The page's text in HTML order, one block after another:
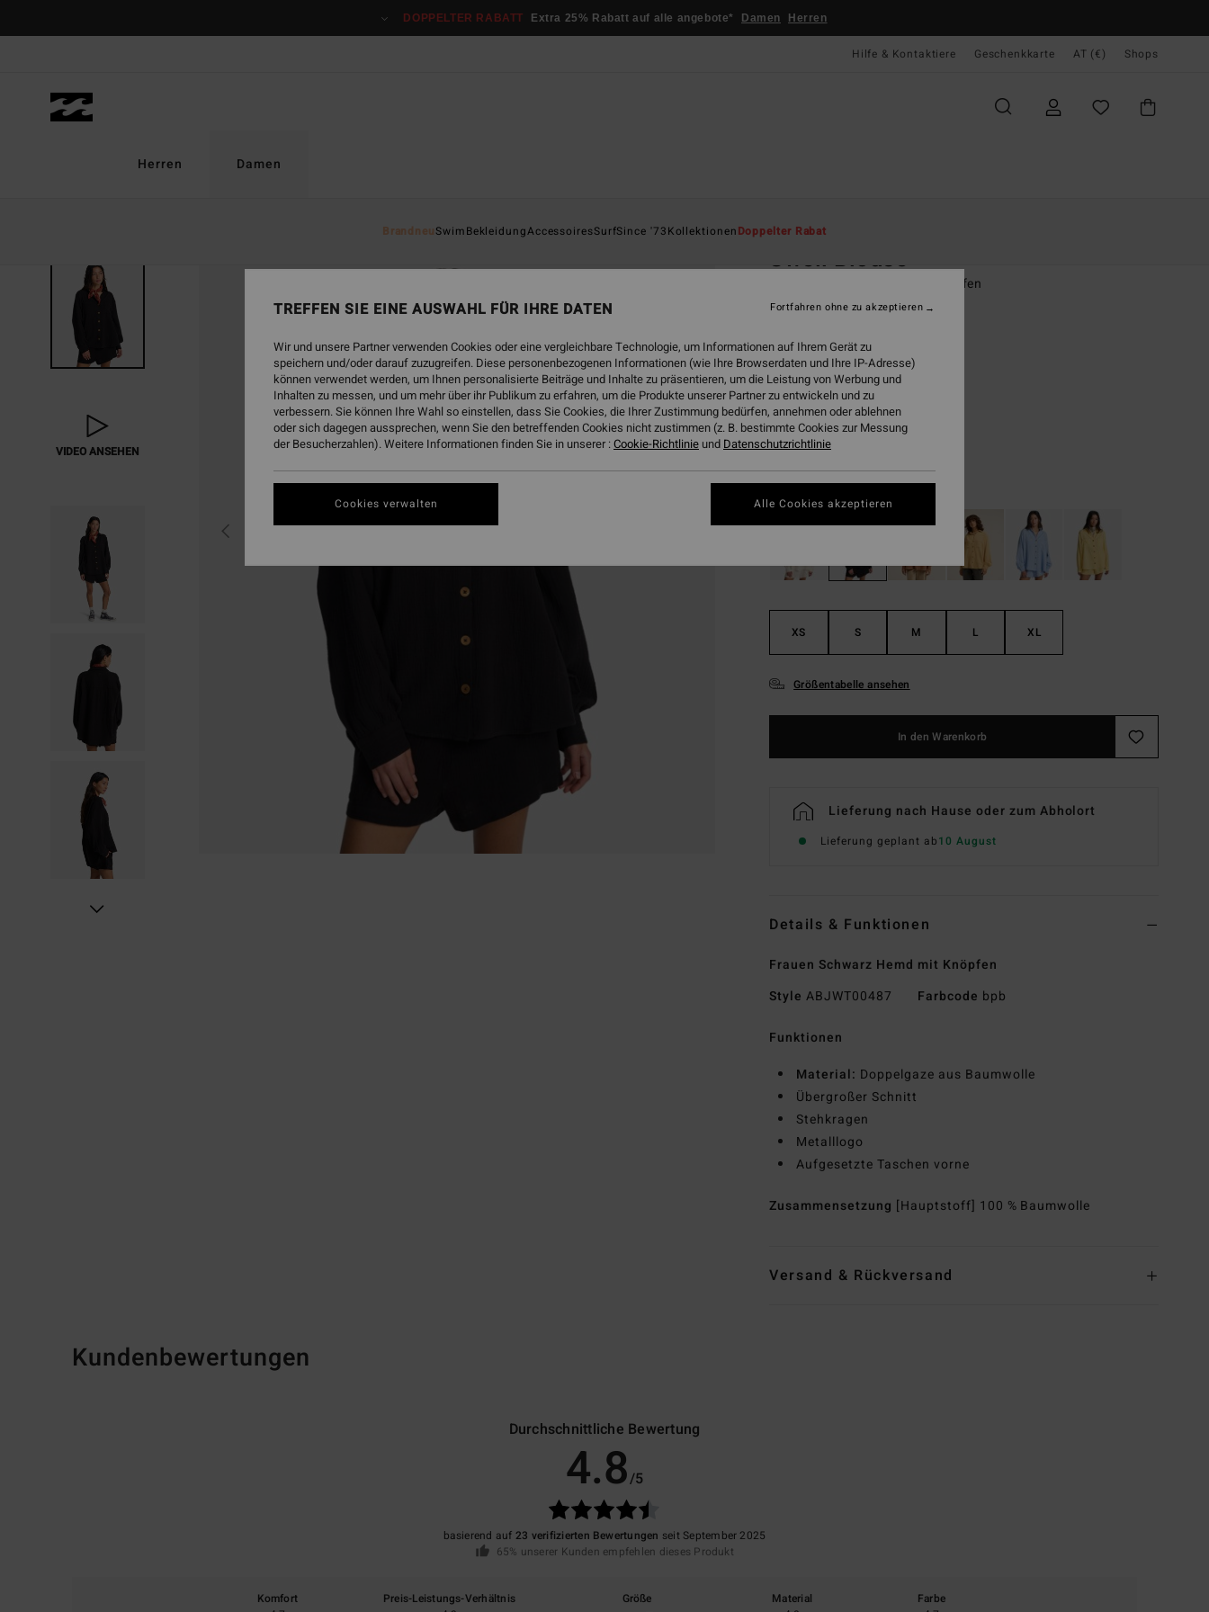
DOPPELTER RABATT Extra 25% Rabatt auf alle angebote* Damen Herren
Hilfe & Kontaktiere Geschenkkarte AT (€) Shops
Herren Damen
BrandneuSwimBekleidungAccessoiresSurfSince '73KollektionenDoppelter Rabat
VIDEO ANSEHEN
Swell Blouse
Frauen Schwarz Hemd mit Knöpfen
(23 Bewertungen)
ECO-BONUS
€ 65,95
47%
€ 34,63
SALE
DOPPELTER RABATT EXTRA 25%
FarbeBlack Pebble
XS S M L XL
Größentabelle ansehen
In den Warenkorb
Lieferung nach Hause oder zum Abholort
Lieferung geplant ab10 August
Details & Funktionen
Frauen Schwarz Hemd mit Knöpfen
Style ABJWT00487 Farbcode bpb
Funktionen
Material: Doppelgaze aus Baumwolle
Übergroßer Schnitt
Stehkragen
Metalllogo
Aufgesetzte Taschen vorne
Zusammensetzung [Hauptstoff] 100 % Baumwolle
Versand & Rückversand
Kundenbewertungen
Durchschnittliche Bewertung
4.8/5
basierend auf 23 verifizierten Bewertungen seit September 2025
65% unserer Kunden empfehlen dieses Produkt
Komfort
Preis-Leistungs-Verhältnis
Größe
Material
Farbe
TREFFEN SIE EINE AUSWAHL FÜR IHRE DATEN
Wir und unsere Partner verwenden Cookies oder eine vergleichbare Technologie, um Informationen auf Ihrem Gerät zu
speichern und/oder darauf zuzugreifen. Diese personenbezogenen Informationen (wie Ihre Browserdaten und Ihre IP-Adresse)
können verwendet werden, um Ihnen personalisierte Beiträge und Inhalte zu präsentieren, um die Leistung von Werbung und
Inhalten zu messen, und um mehr über ihr Publikum zu erfahren, um die Produkte unserer Partner zu entwickeln und zu
verbessern. Sie können Ihre Wahl so einstellen, dass Sie Cookies, die Ihrer Zustimmung bedürfen, annehmen oder ablehnen
oder sich dagegen aussprechen, wenn Sie den betreffenden Cookies nicht zustimmen (z. B. bestimmte Cookies zur Messung
der Besucherzahlen). Weitere Informationen finden Sie in unserer :Cookie-Richtlinie und Datenschutzrichtlinie
Cookies verwalten
Fortfahren ohne zu akzeptieren
Alle Cookies akzeptieren